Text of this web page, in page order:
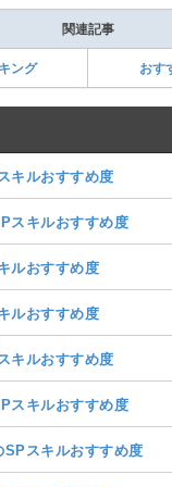
関連記事
ング おす
キルおすすめ度
スキルおすすめ度
ルおすすめ度
ルおすすめ度
キルおすすめ度
スキルおすすめ度
スキルおすすめ度